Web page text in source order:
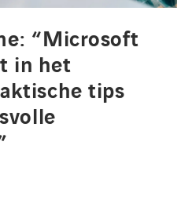
“Microsoft
in het
tips